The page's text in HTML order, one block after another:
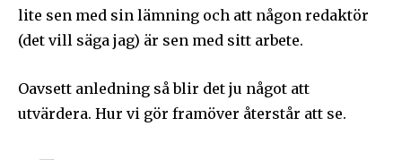
lite sen med sin lämning och att någon redaktör
(det vill säga jag) är sen med sitt arbete.
Oavsett anledning så blir det ju något att
utvärdera. Hur vi gör framöver återstår att se.